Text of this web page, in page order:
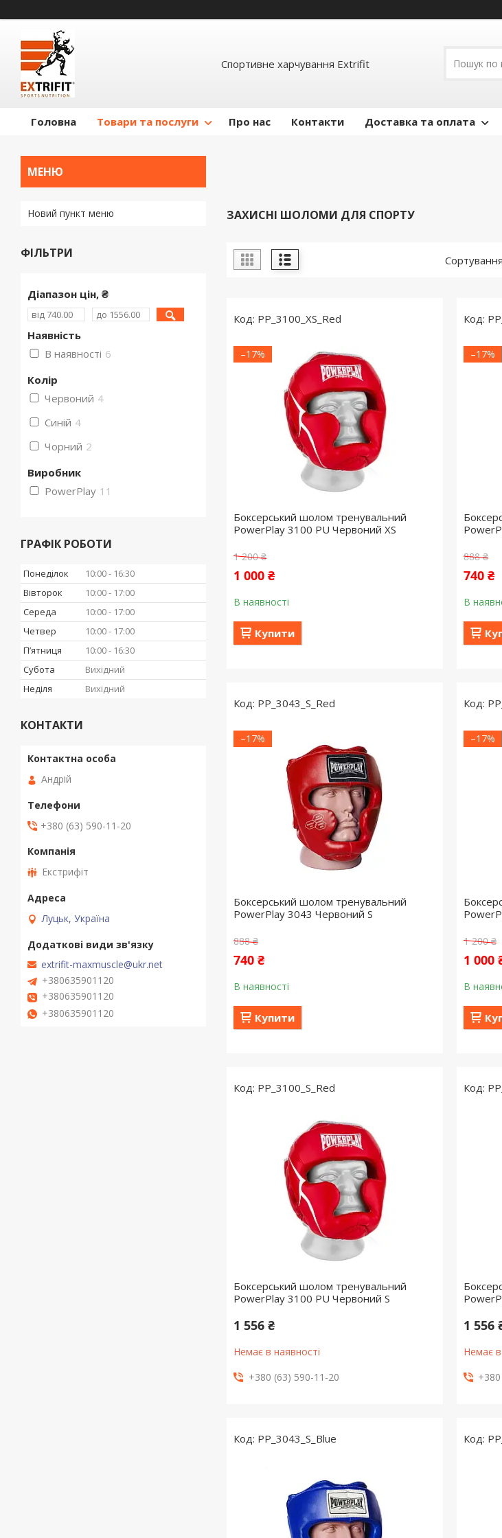
Спортивне харчування Extrifit
Головна Товари та послуги Про нас Контакти Доставка та оплата
ЗАХИСНІ ШОЛОМИ ДЛЯ СПОРТУ
PP_3100_XS_Red
–17%
Боксерський шолом тренувальний
PowerPlay 3100 PU Червоний XS
1 200 ₴
1 000 ₴
В наявності
Купити
–17%
888 ₴
740 ₴
В
PP_3043_S_Red
–17%
Боксерський шолом тренувальний
PowerPlay 3043 Червоний S
888 ₴
740 ₴
В наявності
Купити
–17%
1 200 ₴
1 000
В
PP_3100_S_Red
Боксерський шолом тренувальний
PowerPlay 3100 PU Червоний S
1 556 ₴
Немає в наявності
+380 (63) 590-11-20
1 556
Немає в
PP_3043_S_Blue
Новий пункт меню
ФІЛЬТРИ
Діапазон цін, ₴
Наявність
В наявності 6
Колір
Червоний 4
Синій 4
Чорний 2
Виробник
PowerPlay 11
ГРАФІК РОБОТИ
Понеділок 10:00
16:30
Вівторок
10:00
17:00
Середа
10:00
17:00
Четвер
10:00
17:00
Пʼятниця
10:00
16:30
Субота
Вихідний
Неділя
Вихідний
КОНТАКТИ
Андрій
+380 (63) 590-11-20
Екстрифіт
Луцьк, Україна
extrifit-maxmuscle@ukr.net
+380635901120
+380635901120
+380635901120